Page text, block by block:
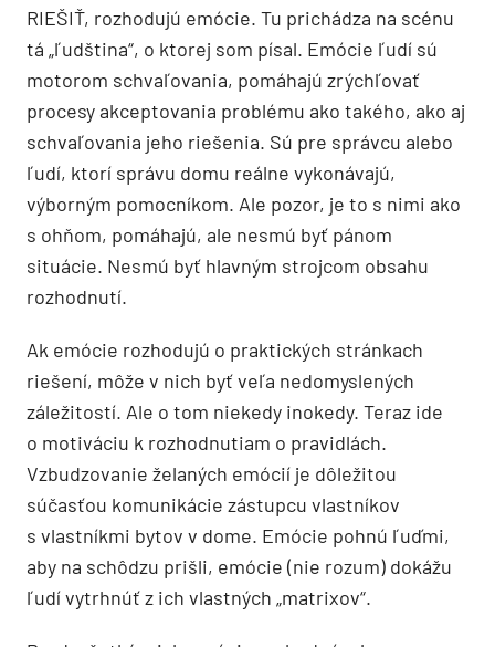
RIEŠIŤ, rozhodujú emócie. Tu prichádza na scénu
tá „ľudština“, o ktorej som písal. Emócie ľudí sú
motorom schvaľovania, pomáhajú zrýchľovať
procesy akceptovania problému ako takého, ako aj
schvaľovania jeho riešenia. Sú pre správcu alebo
ľudí, ktorí správu domu reálne vykonávajú,
výborným pomocníkom. Ale pozor, je to s nimi ako
s ohňom, pomáhajú, ale nesmú byť pánom
situácie. Nesmú byť hlavným strojcom obsahu
rozhodnutí.
Ak emócie rozhodujú o praktických stránkach
riešení, môže v nich byť veľa nedomyslených
záležitostí. Ale o tom niekedy inokedy. Teraz ide
o motiváciu k rozhodnutiam o pravidlách.
Vzbudzovanie želaných emócií je dôležitou
súčasťou komunikácie zástupcu vlastníkov
s vlastníkmi bytov v dome. Emócie pohnú ľuďmi,
aby na schôdzu prišli, emócie (nie rozum) dokážu
ľudí vytrhnúť z ich vlastných „matrixov“.